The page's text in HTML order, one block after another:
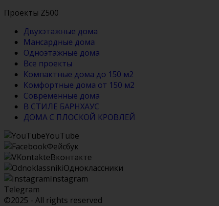
Проекты Z500
Двухэтажные дома
Мансардные дома
Одноэтажные дома
Все проекты
Компактные дома до 150 м2
Комфортные дома от 150 м2
Современные дома
В СТИЛЕ БАРНХАУС
ДОМА С ПЛОСКОЙ КРОВЛЕЙ
YouTube
Фейсбук
Вконтакте
Одноклассники
Instagram
Telegram
©2025 - All rights reserved